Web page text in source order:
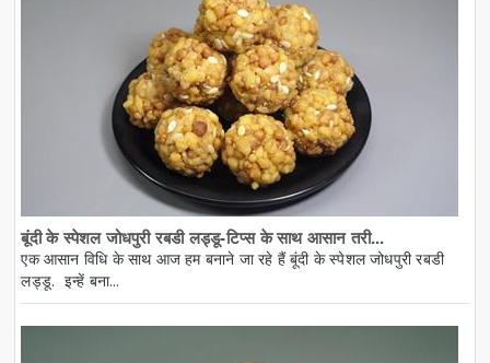
बूंदी के स्पेशल जोधपुरी रबडी लड्डू-टिप्स के साथ आसान तरी...
एक आसान विधि के साथ आज हम बनाने जा रहे हैं बूंदी के स्पेशल जोधपुरी रबडी
लड्डू. इन्हें बना...